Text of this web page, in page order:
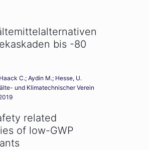
bis -80
C.; Aydin M.; Hesse, U.
und Klimatechnischer Verein
related
of low-GWP